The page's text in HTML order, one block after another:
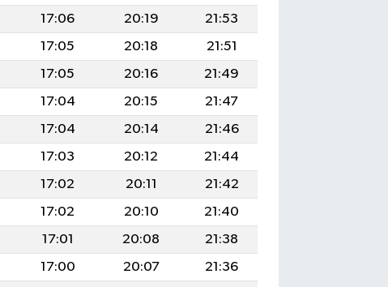
17:06 20:19
21:53
17:05 20:18
21:51
17:05 20:16
21:49
17:04 20:15
21:47
17:04 20:14
21:46
17:03 20:12
21:44
17:02 20:11
21:42
17:02 20:10
21:40
17:01 20:08
21:38
17:00 20:07
21:36